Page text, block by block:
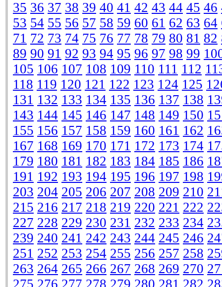
35 36 37 38 39 40 41 42 43 44 45 46
53 54 55 56 57 58 59 60 61 62 63 64
71 72 73 74 75 76 77 78 79 80 81 82
89 90 91 92 93 94 95 96 97 98 99
105 106 107 108 109 110 111 112
118 119 120 121 122 123 124 125
131 132 133 134 135 136 137 138
143 144 145 146 147 148 149 150
155 156 157 158 159 160 161 162
167 168 169 170 171 172 173 174
179 180 181 182 183 184 185 186
191 192 193 194 195 196 197 198
203 204 205 206 207 208 209 210
215 216 217 218 219 220 221 222
227 228 229 230 231 232 233 234
239 240 241 242 243 244 245 246
251 252 253 254 255 256 257 258
263 264 265 266 267 268 269 270
275 276 277 278 279 280 281 282